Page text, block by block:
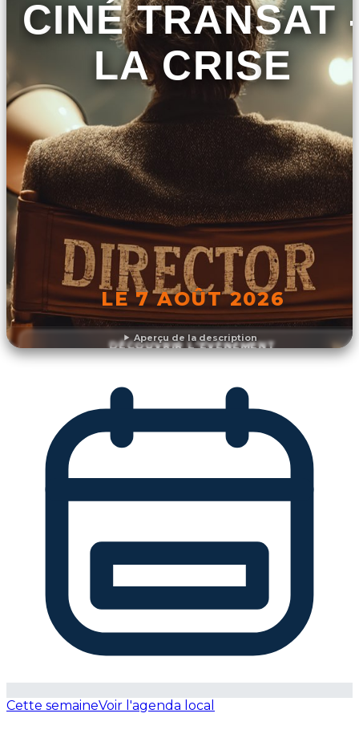
Aperçu de la description
CINÉ TRANSAT
LA CRISE
LE 7 AOÛT 2026
DÉCOUVRIR L'ÉVÉNEMENT
Cette semaineVoir l'agenda local